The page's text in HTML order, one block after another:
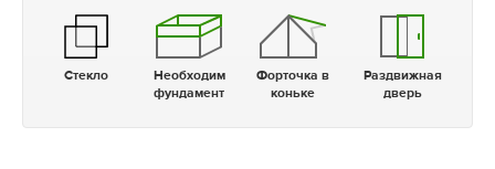
Стекло
Необходим
фундамент
Форточка в
коньке
Раздвижная
дверь